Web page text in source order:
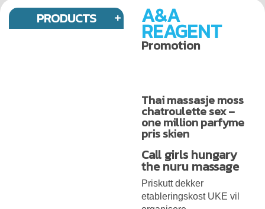
PRODUCTS A&A
REAGENT
Promotion
Thai massasje moss
chatroulette sex –
one million parfyme
pris skien
Call girls hungary
the nuru massage
Priskutt dekker
etableringskost UKE vil